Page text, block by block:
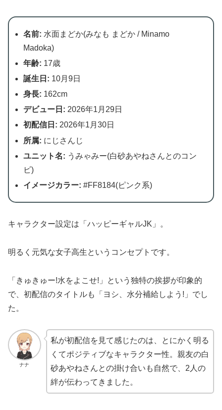
名前: 水面まどか(みなも まどか / Minamo
Madoka)
年齢: 17歳
誕生日: 10月9日
身長: 162cm
デビュー日: 2026年1月29日
初配信日: 2026年1月30日
所属: にじさんじ
ユニット名: うみゃみー(白砂あやねさんとのコン
ビ)
イメージカラー: #FF8184(ピンク系)
キャラクター設定は「ハッピーギャルJK」。
明るく元気な女子高生というコンセプトです。
「きゅきゅー!水をよこせ!」という独特の挨拶が印象的
で、初配信のタイトルも「ヨシ、水分補給しよう!」でし
た。
ナナ
私が初配信を見て感じたのは、とにかく明る
くてポジティブなキャラクター性。親友の白
砂あやねさんとの掛け合いも自然で、2人の
絆が伝わってきました。